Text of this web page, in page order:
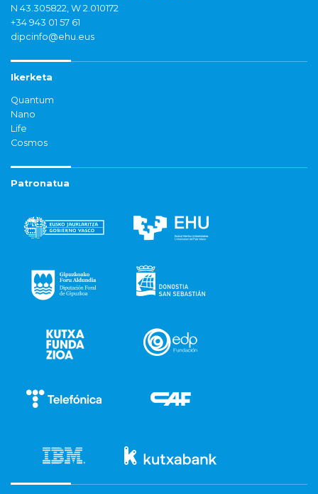
N 43.305822, W 2.010172
+34 943 01 57 61
dipcinfo@ehu.eus
Ikerketa
Quantum
Nano
Life
Cosmos
Patronatua